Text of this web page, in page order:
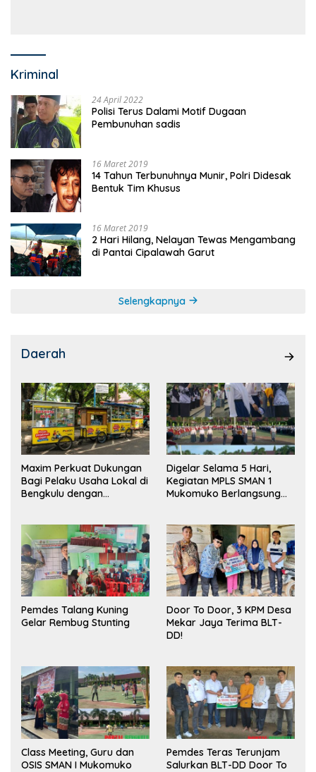
Kriminal
24 April 2022
Polisi Terus Dalami Motif Dugaan
Pembunuhan sadis
16 Maret 2019
14 Tahun Terbunuhnya Munir, Polri Didesak
Bentuk Tim Khusus
16 Maret 2019
2 Hari Hilang, Nelayan Tewas Mengambang
di Pantai Cipalawah Garut
Selengkapnya
Daerah
Maxim Perkuat Dukungan
Bagi Pelaku Usaha Lokal di
Bengkulu dengan
Pasar
Digelar Selama 5 Hari,
Kegiatan MPLS SMAN 1
Mukomuko Berlangsung
Pemdes Talang Kuning
Gelar Rembug Stunting
Door To Door, 3 KPM Desa
Mekar Jaya Terima BLT-
DD!
Class Meeting, Guru dan
OSIS SMAN I Mukomuko
Pemdes Teras Terunjam
Salurkan BLT-DD Door To